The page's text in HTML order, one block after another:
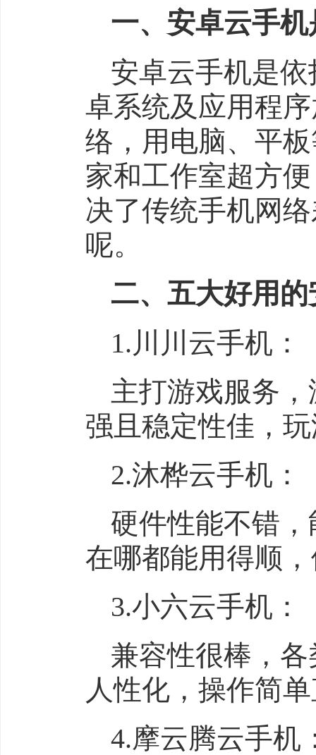
一、安卓云手
安卓云手机是
卓系统及应用程
络，用电脑、平
家和工作室超方
决了传统手机网
呢。
二、五大好用
1.川川云手机：
主打游戏服务
强且稳定性佳，
2.沐桦云手机：
硬件性能不错
在哪都能用得顺
3.小六云手机：
兼容性很棒，
人性化，操作简
4.摩云腾云手机